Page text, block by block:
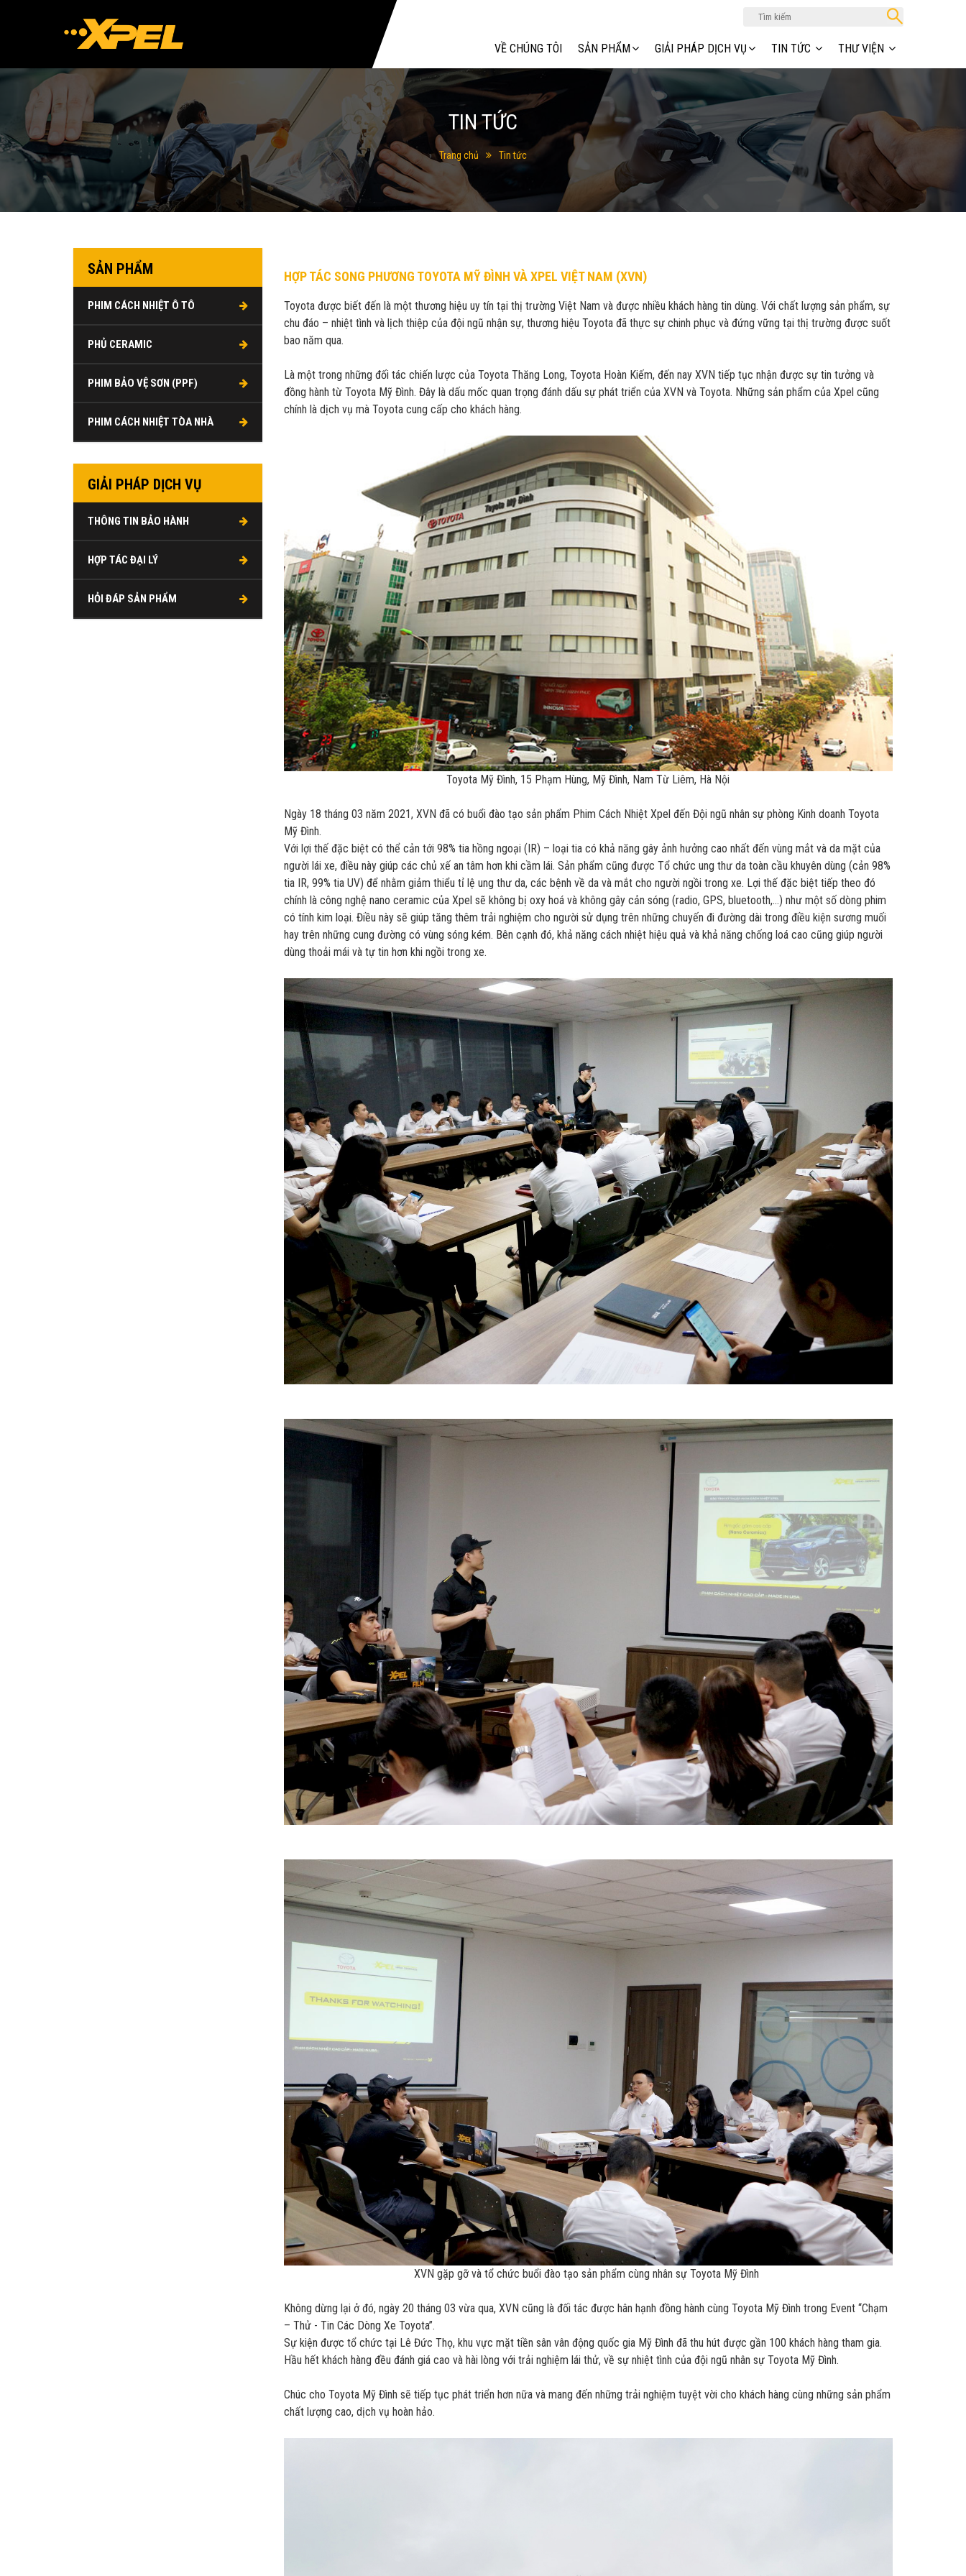
VỀ CHÚNG TÔI SẢN PHẨM GIẢI PHÁP DỊCH VỤ TIN TỨC THƯ VIỆN
TIN TỨC
Trang chủ Tin tức
HỢP TÁC SONG PHƯƠNG TOYOTA MỸ ĐÌNH VÀ XPEL VIỆT NAM (XVN)
Toyota được biết đến là một thương hiệu uy tín tại thị trường Việt Nam và được nhiều khách hàng tin dùng. Với chất lượng sản phẩm, sự
chu đáo – nhiệt tình và lịch thiệp của đội ngũ nhận sự, thương hiệu Toyota đã thực sự chinh phục và đứng vững tại thị trường được suốt
bao năm qua.
Là một trong những đối tác chiến lược của Toyota Thăng Long, Toyota Hoàn Kiếm, đến nay XVN tiếp tục nhận được sự tin tưởng và
đồng hành từ Toyota Mỹ Đình. Đây là dấu mốc quan trọng đánh dấu sự phát triển của XVN và Toyota. Những sản phẩm của Xpel cũng
chính là dịch vụ mà Toyota cung cấp cho khách hàng.
Toyota Mỹ Đình, 15 Phạm Hùng, Mỹ Đình, Nam Từ Liêm, Hà Nội
Ngày 18 tháng 03 năm 2021, XVN đã có buổi đào tạo sản phẩm Phim Cách Nhiệt Xpel đến Đội ngũ nhân sự phòng Kinh doanh Toyota
Mỹ Đình.
Với lợi thế đặc biệt có thể cản tới 98% tia hồng ngoại (IR) – loại tia có khả năng gây ảnh hưởng cao nhất đến vùng mắt và da mặt của
người lái xe, điều này giúp các chủ xế an tâm hơn khi cầm lái. Sản phẩm cũng được Tổ chức ung thư da toàn cầu khuyên dùng (cản 98%
tia IR, 99% tia UV) để nhằm giảm thiểu tỉ lệ ung thư da, các bệnh về da và mắt cho người ngồi trong xe. Lợi thế đặc biệt tiếp theo đó
chính là công nghệ nano ceramic của Xpel sẽ không bị oxy hoá và không gây cản sóng (radio, GPS, bluetooth,…) như một số dòng phim
có tính kim loại. Điều này sẽ giúp tăng thêm trải nghiệm cho người sử dụng trên những chuyến đi đường dài trong điều kiện sương muối
hay trên những cung đường có vùng sóng kém. Bên cạnh đó, khả năng cách nhiệt hiệu quả và khả năng chống loá cao cũng giúp người
dùng thoải mái và tự tin hơn khi ngồi trong xe.
XVN gặp gỡ và tổ chức buổi đào tạo sản phẩm cùng nhân sự Toyota Mỹ Đình
Không dừng lại ở đó, ngày 20 tháng 03 vừa qua, XVN cũng là đối tác được hân hạnh đồng hành cùng Toyota Mỹ Đình trong Event “Chạm
– Thử - Tin Các Dòng Xe Toyota”.
Sự kiện được tổ chức tại Lê Đức Thọ, khu vực mặt tiền sân vân động quốc gia Mỹ Đình đã thu hút được gần 100 khách hàng tham gia.
Hầu hết khách hàng đều đánh giá cao và hài lòng với trải nghiệm lái thử, về sự nhiệt tình của đội ngũ nhân sự Toyota Mỹ Đình.
Chúc cho Toyota Mỹ Đình sẽ tiếp tục phát triển hơn nữa và mang đến những trải nghiệm tuyệt vời cho khách hàng cùng những sản phẩm
chất lượng cao, dịch vụ hoàn hảo.
SẢN PHẨM
PHIM CÁCH NHIỆT Ô TÔ
PHỦ CERAMIC
PHIM BẢO VỆ SƠN (PPF)
PHIM CÁCH NHIỆT TÒA NHÀ
GIẢI PHÁP DỊCH VỤ
THÔNG TIN BẢO HÀNH
HỢP TÁC ĐẠI LÝ
HỎI ĐÁP SẢN PHẨM